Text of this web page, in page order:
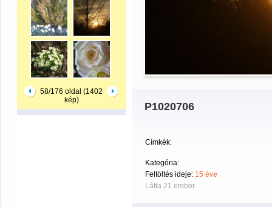
58/176 oldal (1402
kép)
P1020706
Címkék:
Kategória:
Feltöltés ideje: 15 éve
Látta 21 ember.